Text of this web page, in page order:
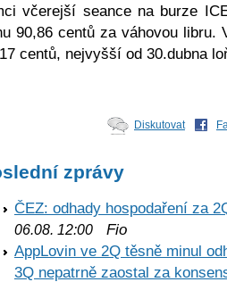
včerejší seance na burze
90,86 centů za váhovou libru.
centů, nejvyšší od 30.dubna
Diskutovat
zprávy
ČEZ: odhady hospodaření za
06.08. 12:00 Fio
AppLovin ve 2Q těsně minul
3Q nepatrně zaostal za